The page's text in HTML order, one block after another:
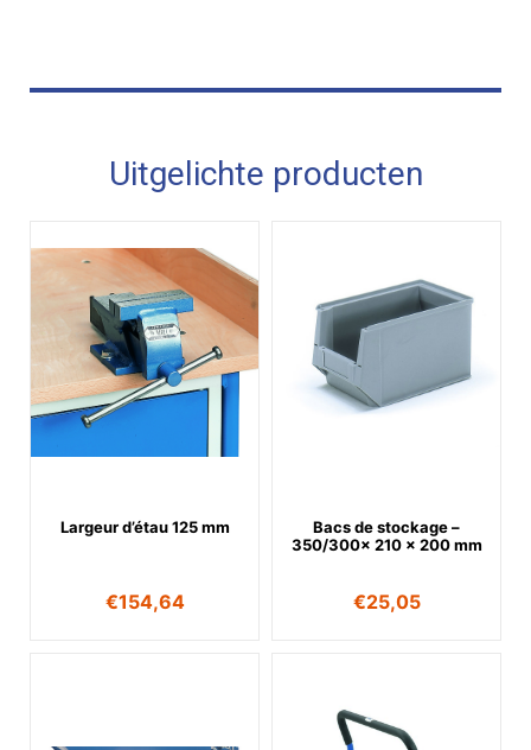
Uitgelichte producten
Largeur d’étau 125 mm
€154,64
Bacs de stockage –
350/300x 210 x 200 mm
€25,05